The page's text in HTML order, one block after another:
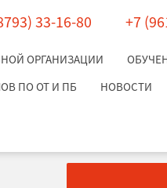
33-16-80 +7
ОРГАНИЗАЦИИ
ПО ОТ И ПБ НОВОСТИ